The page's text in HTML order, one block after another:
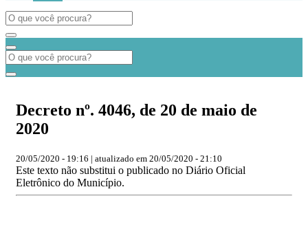
Decreto nº. 4046, de 20 de maio de
2020
20/05/2020 - 19:16 | atualizado em 20/05/2020 - 21:10
Este texto não substitui o publicado no Diário Oficial
Eletrônico do Município.